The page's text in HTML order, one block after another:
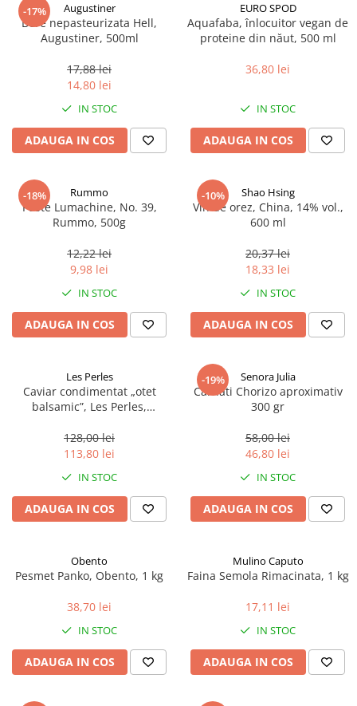
-17% Augustiner
Bere nepasteurizata Hell,
Augustiner, 500ml
17,88 lei
14,80 lei
IN STOC
ADAUGA IN COS
EURO SPOD
Aquafaba, înlocuitor vegan de
proteine ​​din năut, 500 ml
36,80 lei
IN STOC
ADAUGA IN COS
-18% Rummo
Paste Lumachine, No. 39,
Rummo, 500g
12,22 lei
9,98 lei
IN STOC
ADAUGA IN COS
-10% Shao Hsing
Vin de orez, China, 14% vol.,
600 ml
20,37 lei
18,33 lei
IN STOC
ADAUGA IN COS
Les Perles
Caviar condimentat „otet
balsamic”, Les Perles,
sferice, 200 g
128,00 lei
113,80 lei
IN STOC
ADAUGA IN COS
-19% Senora Julia
Carnati Chorizo aproximativ
300 gr
58,00 lei
46,80 lei
IN STOC
ADAUGA IN COS
Obento
Pesmet Panko, Obento, 1 kg
38,70 lei
IN STOC
ADAUGA IN COS
Mulino Caputo
Faina Semola Rimacinata, 1 kg
17,11 lei
IN STOC
ADAUGA IN COS